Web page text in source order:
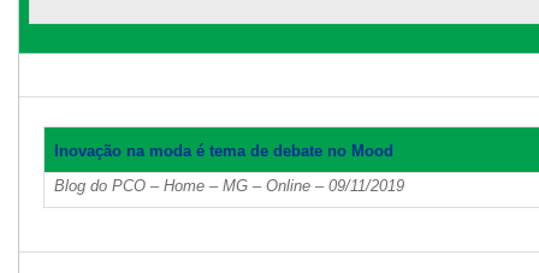
Inovação na moda é tema de debate no Mood
Blog do PCO – Home – MG – Online – 09/11/2019